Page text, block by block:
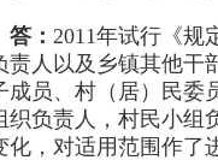
答：2011年试行《规
责人以及乡镇其他干
成员、村（居）民委
织负责人，村民小组
化，对适用范围作了